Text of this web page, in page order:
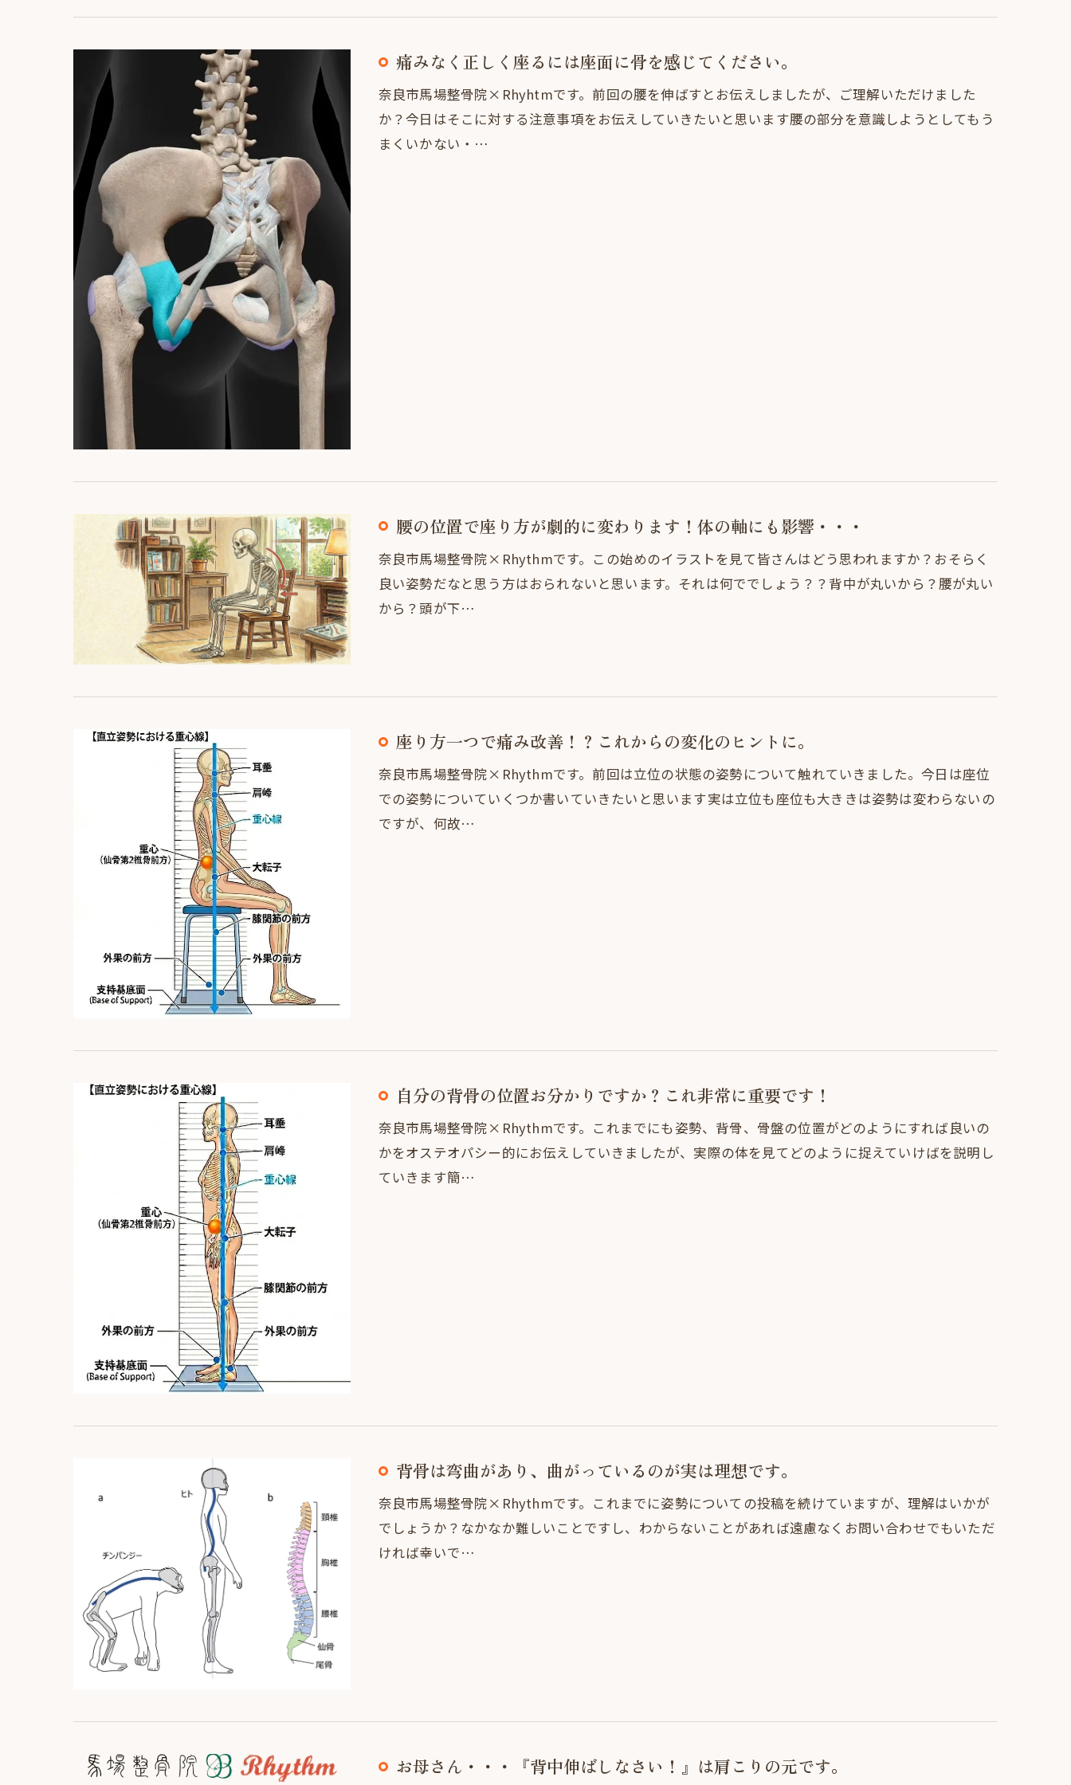
痛みなく正しく座るには座面に骨を感じてください。
奈良市馬場整骨院×Rhyhtmです。前回の腰を伸ばすとお伝えしましたが、ご理解いただけました
か？今日はそこに対する注意事項をお伝えしていきたいと思います腰の部分を意識しようとしてもう
まくいかない・…
腰の位置で座り方が劇的に変わります！体の軸にも影響・・・
奈良市馬場整骨院×Rhythmです。この始めのイラストを見て皆さんはどう思われますか？おそらく
良い姿勢だなと思う方はおられないと思います。それは何ででしょう？？背中が丸いから？腰が丸い
から？頭が下…
座り方一つで痛み改善！？これからの変化のヒントに。
奈良市馬場整骨院×Rhythmです。前回は立位の状態の姿勢について触れていきました。今日は座位
での姿勢についていくつか書いていきたいと思います実は立位も座位も大ききは姿勢は変わらないの
ですが、何故…
自分の背骨の位置お分かりですか？これ非常に重要です！
奈良市馬場整骨院×Rhythmです。これまでにも姿勢、背骨、骨盤の位置がどのようにすれば良いの
かをオステオパシー的にお伝えしていきましたが、実際の体を見てどのように捉えていけばを説明し
ていきます簡…
背骨は弯曲があり、曲がっているのが実は理想です。
奈良市馬場整骨院×Rhythmです。これまでに姿勢についての投稿を続けていますが、理解はいかが
でしょうか？なかなか難しいことですし、わからないことがあれば遠慮なくお問い合わせでもいただ
ければ幸いで…
お母さん・・・『背中伸ばしなさい！』は肩こりの元です。